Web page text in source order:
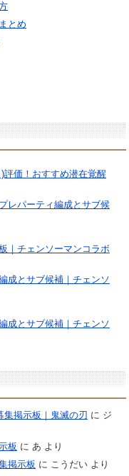
とめ
評価！おすすめ潜在覚醒
レパーティ編成とサブ候
｜チェンソーマンコラボ
成とサブ候補｜チェンソ
成とサブ候補｜チェンソ
集掲示板｜鬼滅の刃 に ジ
板 に あ より
掲示板 に こうだいより